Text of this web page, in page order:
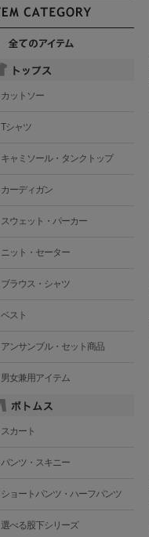
カットソー
Tシャツ
キャミソール・タンクトップ
カーディガン
スウェット・パーカー
ニット・セーター
ブラウス・シャツ
ベスト
アンサンブル・セット商品
男女兼用アイテム
スカート
パンツ・スキニー
ショートパンツ・ハーフパンツ
選べる股下シリーズ